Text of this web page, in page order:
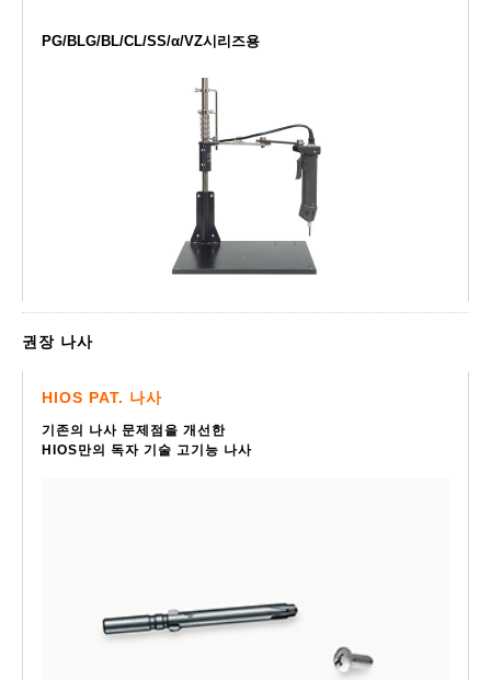
PG/BLG/BL/CL/SS/α/VZ시리즈용
권장 나사
HIOS PAT. 나사
기존의 나사 문제점을 개선한
HIOS만의 독자 기술 고기능 나사